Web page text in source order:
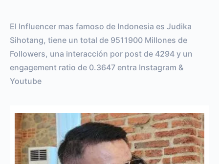
El Influencer mas famoso de Indonesia es Judika
Sihotang, tiene un total de 9511900 Millones de
Followers, una interacción por post de 4294 y un
engagement ratio de 0.3647 entra Instagram &
Youtube